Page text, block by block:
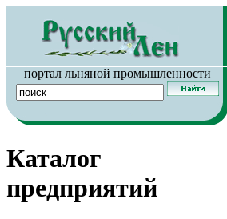
портал льняной промышленности
Каталог
предприятий